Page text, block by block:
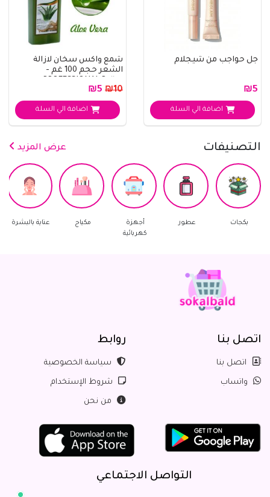
جل حواجب من شيجلام
₪5
اضافة الي السلة
شمع واكس سخان لازالة
الشعر حجم 100 غم -
₪10
اضافة الي السلة
التصنيفات عرض المزيد
عناية بالبشرة العناية
اتصل بنا
اتصل بنا
واتساب
روابط
سياسة الخصوصية
شروط الإستخدام
من نحن
التواصل الاجتماعي